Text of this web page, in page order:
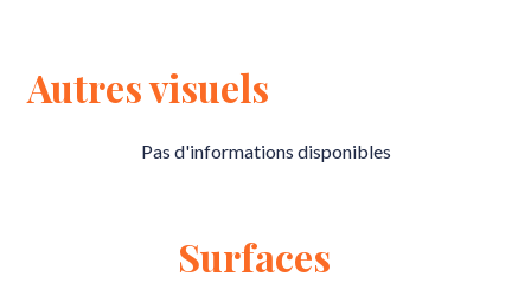
Autres visuels
Pas d'informations disponibles
Surfaces